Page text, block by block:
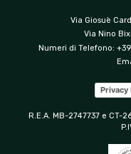
Via Giosuè
Via Nino
Numeri di Telefono:
Privacy
R.E.A. MB-2747737 e CT-